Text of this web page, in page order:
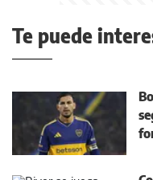
Te puede